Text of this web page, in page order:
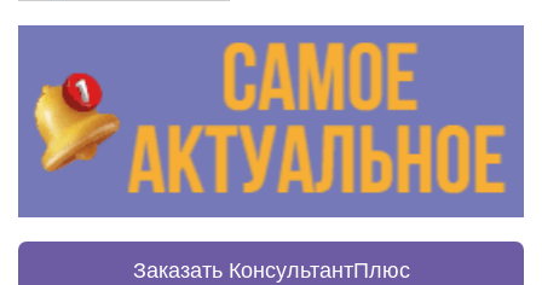
Заказать КонсультантПлюс